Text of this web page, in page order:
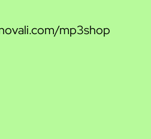
mp3shop